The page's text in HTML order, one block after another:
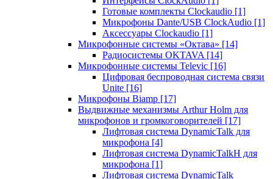
Готовые комплекты Clockaudio [1]
Микрофоны Dante/USB ClockAudio [1]
Аксессуары Clockaudio [1]
Микрофонные системы «Октава» [14]
Радиосистемы OKTAVA [14]
Микрофонные системы Televic [16]
Цифровая беспроводная система связи
Unite [16]
Микрофоны Biamp [17]
Выдвижные механизмы Arthur Holm для
микрофонов и громкоговорителей [17]
Лифтовая система DynamicTalk для
микрофона [4]
Лифтовая система DynamicTalkH для
микрофона [1]
Лифтовая система DynamicTalk